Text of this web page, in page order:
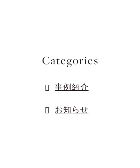
Categories
事例紹介
お知らせ